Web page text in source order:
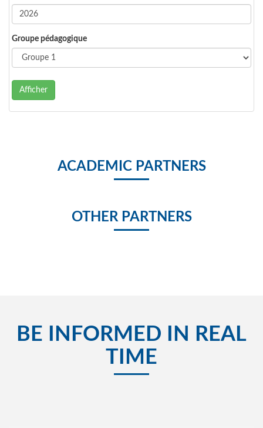
Groupe pédagogique
Afficher
ACADEMIC PARTNERS
OTHER PARTNERS
BE INFORMED IN REAL
TIME